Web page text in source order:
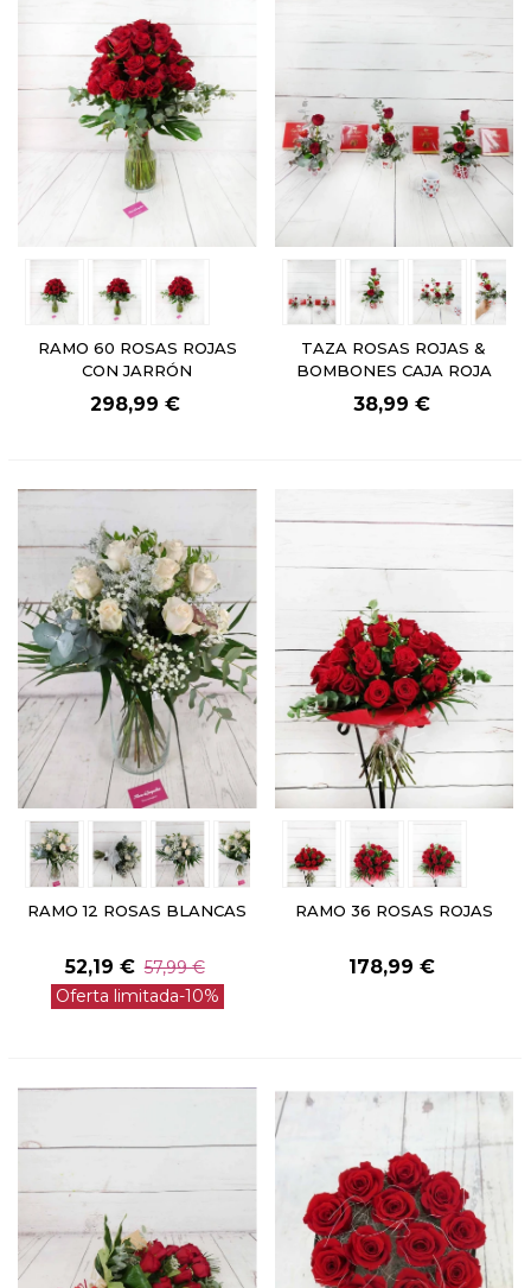
RAMO 60 ROSAS ROJAS
CON JARRÓN
298,99 €
TAZA ROSAS ROJAS &
BOMBONES CAJA ROJA
38,99 €
RAMO 12 ROSAS BLANCAS
52,19 € 57,99 €
Oferta limitada-10%
RAMO 36 ROSAS ROJAS
178,99 €